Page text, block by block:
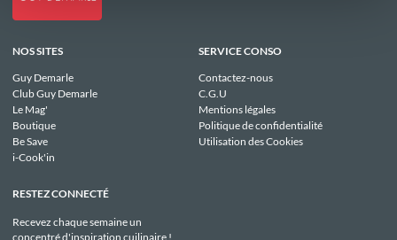
NOS SITES
Guy Demarle
Club Guy Demarle
Le Mag'
Boutique
Be Save
i-Cook'in
SERVICE CONSO
Contactez-nous
C.G.U
Mentions légales
Politique de confidentialité
Utilisation des Cookies
RESTEZ CONNECTÉ
Recevez chaque semaine un
concentré d'inspiration cuilinaire !